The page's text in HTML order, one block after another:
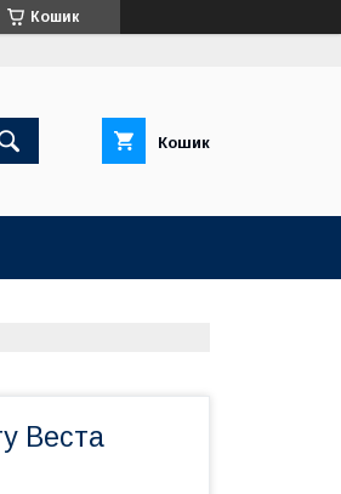
Кошик
Кошик
Веста